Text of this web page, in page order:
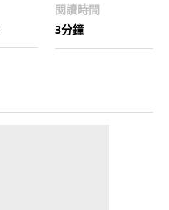
閱讀時間
3分鐘